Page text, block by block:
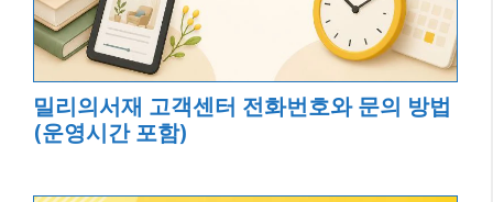
밀리의서재 고객센터 전화번호와 문의 방법
(운영시간 포함)